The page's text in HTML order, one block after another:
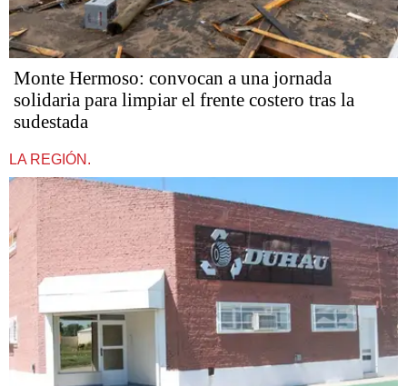
Monte Hermoso: convocan a una jornada
solidaria para limpiar el frente costero tras la
sudestada
LA REGIÓN.